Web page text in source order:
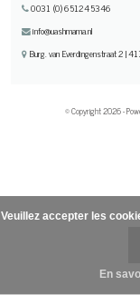
0031 (0) 651245346
info@uashmama.nl
Burg. van Everdingenstraat 2 |
© Copyright 2026 -
Veuillez accepter les
En